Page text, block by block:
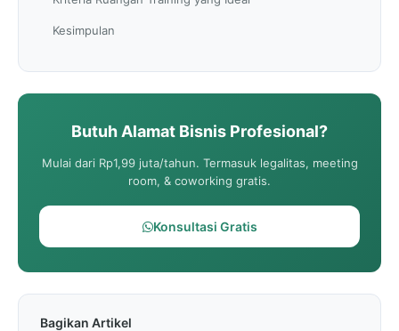
Kesimpulan
Butuh Alamat Bisnis Profesional?
Mulai dari Rp1,99 juta/tahun. Termasuk legalitas, meeting
room, & coworking gratis.
Konsultasi Gratis
Bagikan Artikel